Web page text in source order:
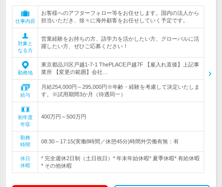
仕事内容
お客様へのアフターフォロー等をお任せします。国内の法人から
担当いただき、徐々に海外顧客をお任せしていく予定です。
対象と
なる方
営業経験をお持ちの方、語学力を活かしたい方、グローバルに活
躍したい方、ぜひご応募ください！
勤務地
東京都品川区戸越1-7-1 ThePLACE戸越7F 【雇入れ直後】上記事
業所 【変更の範囲】会社…
給与
月給254,000円～295,000円※年齢・経験を考慮して決定いたしま
す。※試用期間3か月（待遇同一）
初年度
年収
400万円～500万円
勤務
時間
08:30～17:15(実働8時間／休憩45分)時間外労働有無：有
休日
休暇
* 完全週休2日制（土日祝日）* 年末年始休暇* 夏季休暇* 有給休暇
* その他休暇